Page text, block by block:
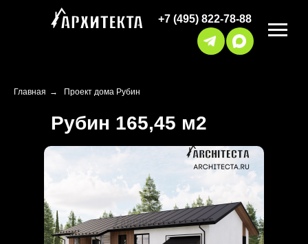
+7 (495) 822-78-88
Главная → Проект дома Рубин
Рубин 165,45 м2